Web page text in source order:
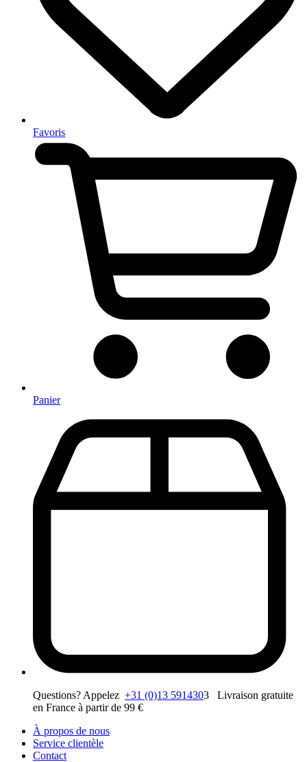
Favoris
Panier
Questions? Appelez +31 (0)13 5914303 Livraison gratuite
en France à partir de 99 €
À propos de nous
Service clientèle
Contact